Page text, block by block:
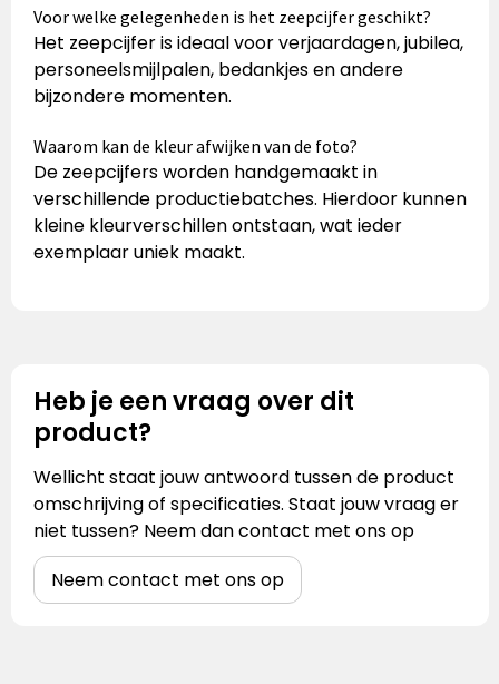
Voor welke gelegenheden is het zeepcijfer geschikt?
Het zeepcijfer is ideaal voor verjaardagen, jubilea,
personeelsmijlpalen, bedankjes en andere
bijzondere momenten.
Waarom kan de kleur afwijken van de foto?
De zeepcijfers worden handgemaakt in
verschillende productiebatches. Hierdoor kunnen
kleine kleurverschillen ontstaan, wat ieder
exemplaar uniek maakt.
Heb je een vraag over dit
product?
Wellicht staat jouw antwoord tussen de product
omschrijving of specificaties. Staat jouw vraag er
niet tussen? Neem dan contact met ons op
Neem contact met ons op